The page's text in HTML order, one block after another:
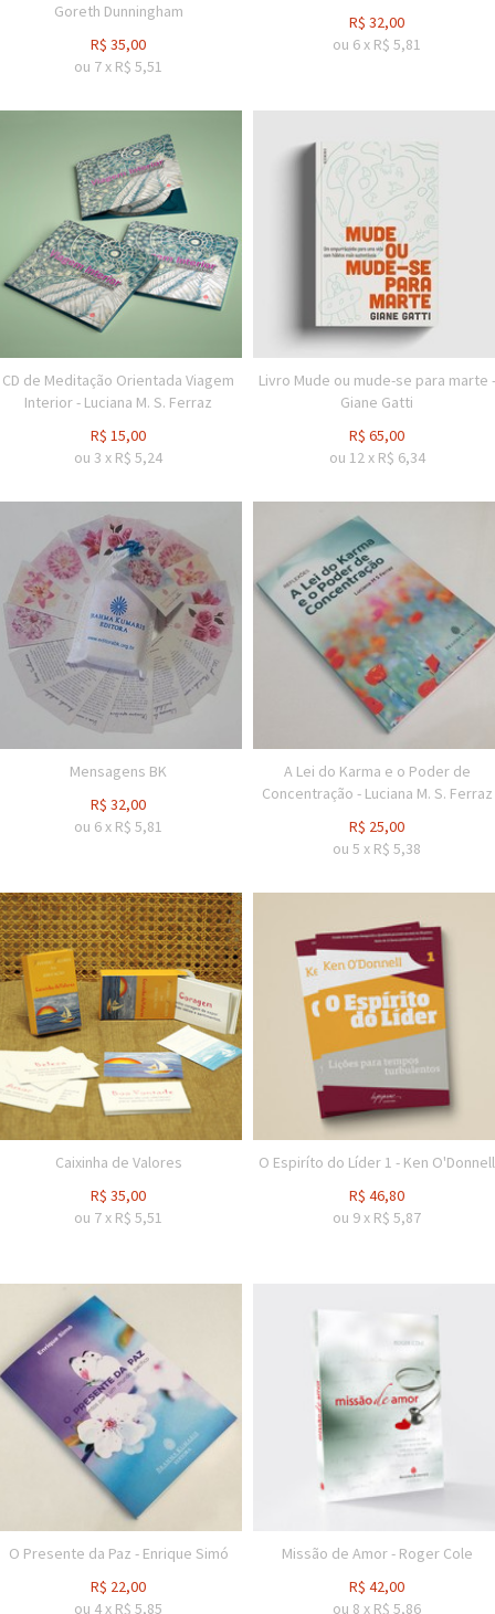
Goreth Dunningham
R$ 35,00
ou 7x R$ 5,51
R$ 32,00
ou 6x R$ 5,81
CD de Meditação Orientada Viagem
Interior - Luciana M. S. Ferraz
R$ 15,00
ou 3 x R$ 5,24
Livro Mude ou mude-se para marte -
Giane Gatti
R$ 65,00
ou 12x R$ 6,34
Mensagens BK
R$ 32,00
ou 6x R$ 5,81
A Lei do Karma e o Poder de
Concentração - Luciana M. S. Ferraz
R$ 25,00
ou 5 x R$ 5,38
Caixinha de Valores
R$ 35,00
ou 7x R$ 5,51
O Espiríto do Líder 1 - Ken O'Donnell
R$ 46,80
ou 9x R$ 5,87
O Presente da Paz - Enrique Simó
R$ 22,00
ou 4x R$ 5,85
Missão de Amor - Roger Cole
R$ 42,00
ou 8 x R$ 5,86